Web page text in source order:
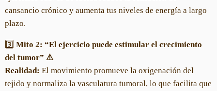
cansancio crónico y aumenta tus niveles de energía a largo
plazo.
3️⃣ Mito 2: “El ejercicio puede estimular el crecimiento
del tumor” ⚠️
Realidad: El movimiento promueve la oxigenación del
tejido y normaliza la vasculatura tumoral, lo que facilita que